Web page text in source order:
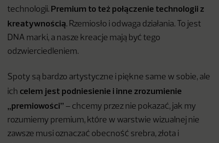
technologii. Premium to też połączenie technologii z
kreatywnością. Rzemiosło i odwaga działania. To jest
DNA marki, a nasze kreacje mają być tego
odzwierciedleniem.
Spoty są bardzo artystyczne i piękne same w sobie, ale
ich celem jest podniesienie i inne zrozumienie
„premiowości” – chcemy przez nie pokazać, jak my
rozumiemy premium, które w warstwie wizualnej nie
zawsze musi oznaczać obecność srebra, złota i